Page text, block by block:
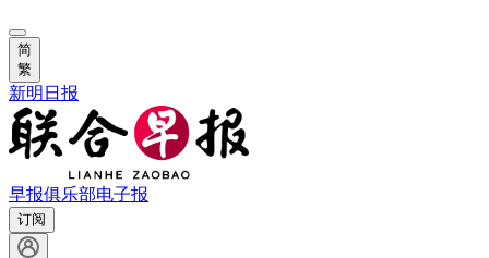
简
繁
新明日报
早报俱乐部电子报
订阅